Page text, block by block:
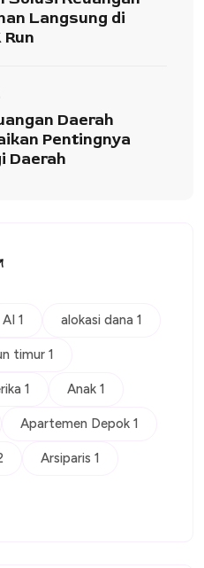
Langsung di
Run
Daerah
Pentingnya
Daerah
AI 1 alokasi dana 1
timur 1
1 Anak 1
Apartemen Depok 1
Arsiparis 1